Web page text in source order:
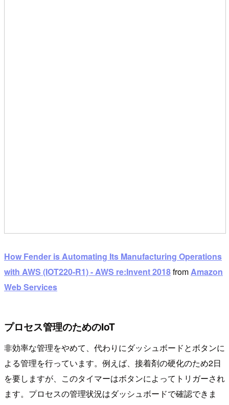
How Fender is Automating Its Manufacturing Operations
with AWS (IOT220-R1) - AWS re:Invent 2018fromAmazon
Web Services
プロセス管理のためのIoT
非効率な管理をやめて、代わりにダッシュボードとボタンに
よる管理を行っています。例えば、接着剤の硬化のため2日
を要しますが、このタイマーはボタンによってトリガーされ
ます。プロセスの管理状況はダッシュボードで確認できま